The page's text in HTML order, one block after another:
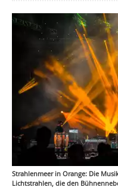
Strahlenmeer in Orange: Die
Lichtstrahlen, die den